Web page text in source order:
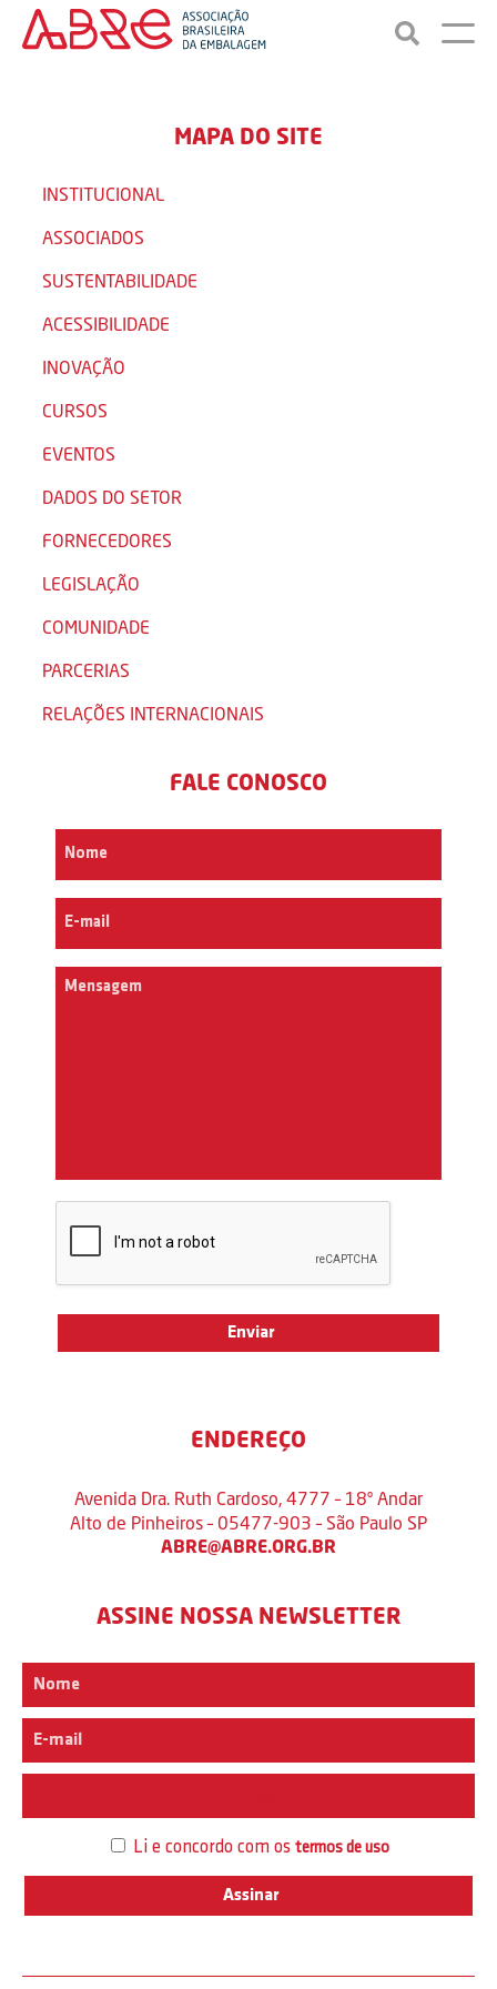
MAPA DO SITE
INSTITUCIONAL
ASSOCIADOS
SUSTENTABILIDADE
ACESSIBILIDADE
INOVAÇÃO
CURSOS
EVENTOS
DADOS DO SETOR
FORNECEDORES
LEGISLAÇÃO
COMUNIDADE
PARCERIAS
RELAÇÕES INTERNACIONAIS
FALE CONOSCO
ENDEREÇO
Avenida Dra. Ruth Cardoso, 4777 – 18º Andar
Alto de Pinheiros – 05477-903 – São Paulo SP
ABRE@ABRE.ORG.BR
ASSINE NOSSA NEWSLETTER
Li e concordo com os termos de uso